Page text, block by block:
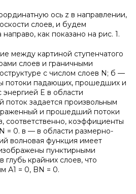
ось z в направлении,
слоев, и будем
как показано на рис. 1.
между картиной ступенчатого
слоев и граничными
с числом слоев N; б —
потоки падающих, прошедших и
энергией E в области
задается произвольным
и прошедший потоки
соответственно, коэффициенты
= 0. в — в области размерно-
волновая функция имеет
пунктирными
крайних слоев, что
А1 = 0, BN = 0.